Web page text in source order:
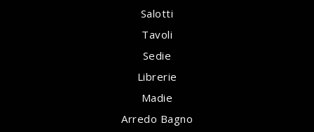
Salotti
Tavoli
Sedie
Librerie
Madie
Arredo Bagno